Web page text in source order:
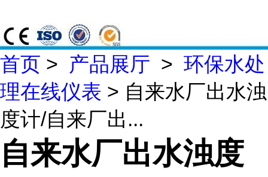
首页 > 产品展厅 > 环保水处
理在线仪表 > 自来水厂出水浊
度计/自来厂出...
自来水厂出水浊度